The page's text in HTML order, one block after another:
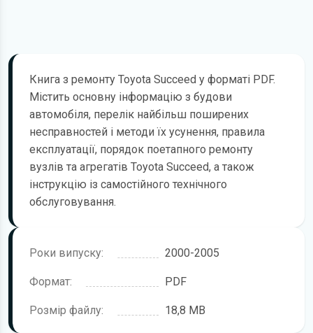
Книга з ремонту Toyota Succeed у форматі PDF.
Містить основну інформацію з будови
автомобіля, перелік найбільш поширених
несправностей і методи їх усунення, правила
експлуатації, порядок поетапного ремонту
вузлів та агрегатів Toyota Succeed, а також
інструкцію із самостійного технічного
обслуговування.
Роки випуску: 2000-2005
Формат: PDF
Розмір файлу: 18,8 MB